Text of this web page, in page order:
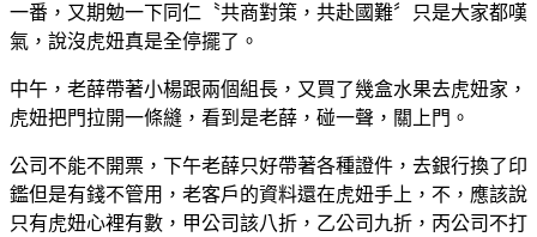
一番，又期勉一下同仁〝共商對策，共赴國難〞只是大家都嘆
氣，說沒虎妞真是全停擺了。
中午，老薛帶著小楊跟兩個組長，又買了幾盒水果去虎妞家，
虎妞把門拉開一條縫，看到是老薛，碰一聲，關上門。
公司不能不開票，下午老薛只好帶著各種證件，去銀行換了印
鑑但是有錢不管用，老客戶的資料還在虎妞手上，不，應該說
只有虎妞心裡有數，甲公司該八折，乙公司九折，丙公司不打